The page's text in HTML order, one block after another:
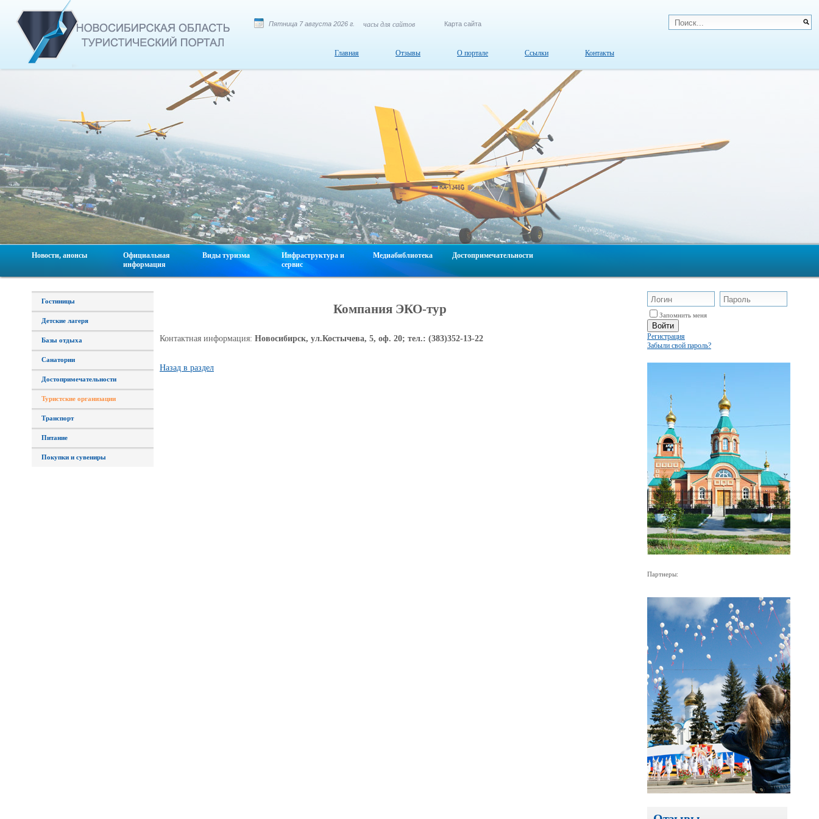
Пятница 7 августа 2026 г. часы для сайтов Карта сайта
Главная Отзывы О портале Ссылки Контакты
Новости, анонсы
Официальная
информация
Виды туризма
Инфраструктура и
сервис
Медиабиблиотека Достопримечательности
Гостиницы
Детские лагеря
Базы отдыха
Санатории
Достопримечательности
Туристские организации
Транспорт
Питание
Покупки и сувениры
Компания ЭКО-тур
Контактная информация: Новосибирск, ул.Костычева, 5, оф. 20; тел.: (383)352-13-22
Назад в раздел
Запомнить меня
Регистрация
Забыли свой пароль?
Партнеры: